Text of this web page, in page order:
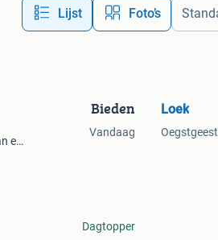
Lijst Foto’s
en
Bieden
Vandaag
Dagtopper
Loek
Oegstgeest